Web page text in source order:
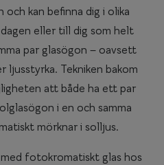
och kan befinna dig i olika
eller till dig som helt
par glasögon – oavsett
ljusstyrka. Tekniken bakom
att både ha ett par
i en och samma
mörknar i solljus.
fotokromatiskt glas hos